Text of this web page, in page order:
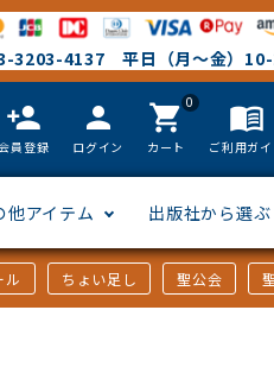
3203-4137 平日（月～金）
person_add
員登録
person
ログイン
0
shopping_cart
カート
menu_book
ご利用ガイ
他アイテム 出版社から選ぶ
ル ちょい足し 聖公会